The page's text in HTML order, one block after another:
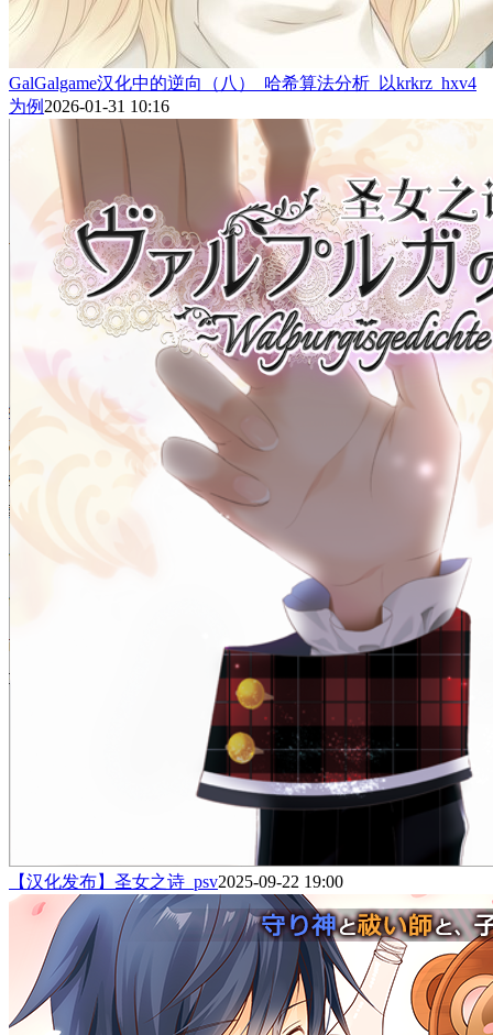
GalGalgame汉化中的逆向（八）_哈希算法分析_以krkrz_hxv4
为例 2026-01-31 10:16
【汉化发布】圣女之诗_psv2025-09-22 19:00